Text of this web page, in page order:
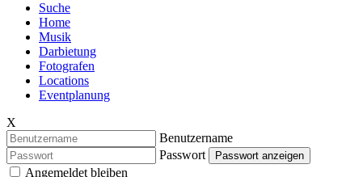
Suche
Home
Musik
Darbietung
Fotografen
Locations
Eventplanung
X
Benutzername
Passwort
Passwort anzeigen
Angemeldet bleiben